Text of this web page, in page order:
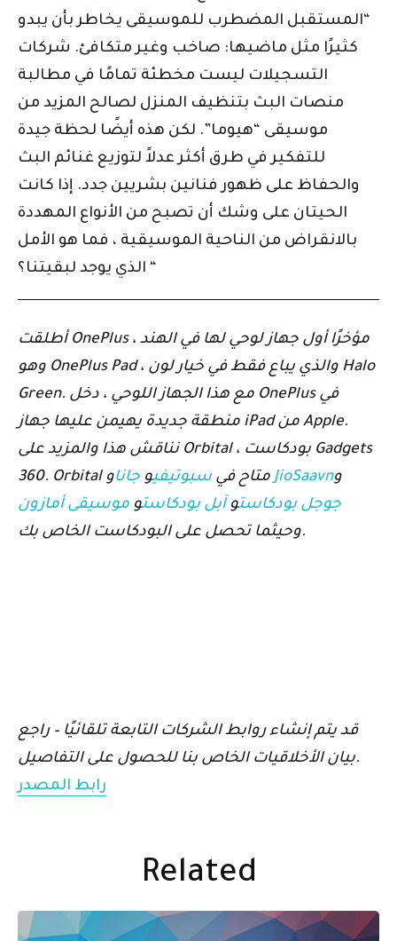
“المستقبل المضطرب للموسيقى يخاطر بأن يبدو
كثيرًا مثل ماضيها: صاخب وغير متكافئ. شركات
التسجيلات ليست مخطئة تمامًا في مطالبة
منصات البث بتنظيف المنزل لصالح المزيد من
موسيقى “هيوما”. لكن هذه أيضًا لحظة جيدة
للتفكير في طرق أكثر عدلاً لتوزيع غنائم البث
والحفاظ على ظهور فنانين بشريين جدد. إذا كانت
الحيتان على وشك أن تصبح من الأنواع المهددة
بالانقراض من الناحية الموسيقية ، فما هو الأمل
الذي يوجد لبقيتنا؟ “
أطلقت OnePlus مؤخرًا أول جهاز لوحي لها في الهند ،
وهو OnePlus Pad ، والذي يباع فقط في خيار لون Halo
Green. مع هذا الجهاز اللوحي ، دخل OnePlus في
منطقة جديدة يهيمن عليها جهاز iPad من Apple.
نناقش هذا والمزيد على Orbital ، بودكاست Gadgets
360. Orbital متاح في سبوتيفيو جانا وJioSaavnو
جوجل بودكاستوآبل بودكاستو موسيقى أمازون
وحيثما تحصل على البودكاست الخاص بك.
قد يتم إنشاء روابط الشركات التابعة تلقائيًا – راجع
بيان الأخلاقيات الخاص بنا للحصول على التفاصيل.
رابط المصدر
Related